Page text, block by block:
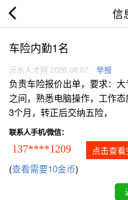
信
车险内勤1名
沂水人才网 2026.08.07 举报
负责车险报价出单，要求：
之间，熟悉电脑操作，工作
3个月，转正后交纳五险，
联系人手机/微信：
137****1209 点击查
(查看需要10金币)